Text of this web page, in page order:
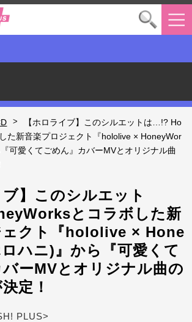
>
【ホロライブ】このシルエットは…!? Ho
た新音楽プロジェクト『hololive × HoneyWor
可愛くてごめん』カバーMVとオリジナル曲
ブ】このシルエット
とコラボした新
ェクト『hololive × Hone
ハニ)』から『可愛くて
ーMVとオリジナル曲の
定！
PLUS>